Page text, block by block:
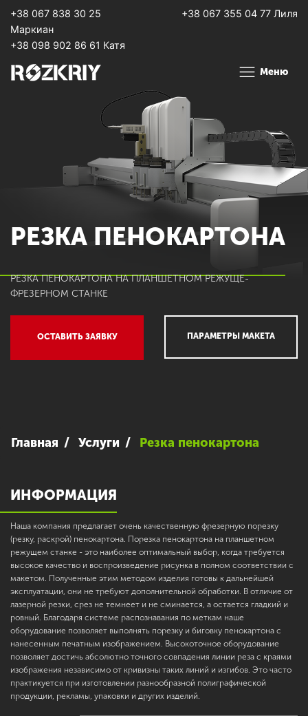
+38 067 838 30 25
Маркиан
+38 067 355 04 77 Лиля
+38 098 902 86 61 Катя
Меню
РЕЗКА ПЕНОКАРТОНА
РЕЗКА ПЕНОКАРТОНА НА ПЛАНШЕТНОМ РЕЖУЩЕ-
ФРЕЗЕРНОМ СТАНКЕ
ОСТАВИТЬ ЗАЯВКУ ПАРАМЕТРЫ МАКЕТА
Главная Услуги Резка пенокартона
ИНФОРМАЦИЯ
Наша компания предлагает очень качественную фрезерную порезку
(резку, раскрой) пенокартона. Порезка пенокартона на планшетном
режущем станке - это наиболее оптимальный выбор, когда требуется
высокое качество и воспроизведение рисунка в полном соответствии с
макетом. Полученные этим методом изделия готовы к дальнейшей
эксплуатации, они не требуют дополнительной обработки. В отличие от
лазерной резки, срез не темнеет и не сминается, а остается гладкий и
ровный. Благодаря системе распознавания по меткам наше
оборудование позволяет выполнять порезку и биговку пенокартона с
нанесенным печатным изображением. Высокоточное оборудование
позволяет достичь абсолютно точного совпадения линии реза с краями
изображения независимо от кривизны таких линий и изгибов. Это часто
практикуется при изготовлении разнообразной полиграфической
продукции, рекламы, упаковки и других изделий.